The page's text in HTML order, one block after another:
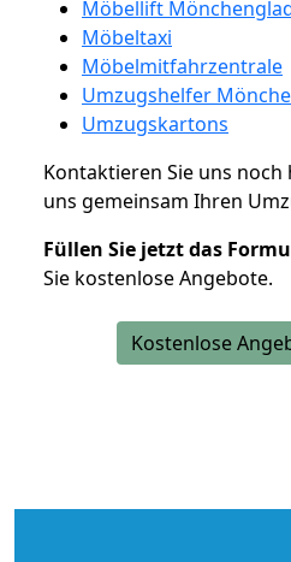
Möbellift
Möbeltaxi
Möbelmitfahrzentrale
Umzugshelfer
Umzugskartons
Kontaktieren Sie uns noch
uns gemeinsam Ihren
Füllen Sie jetzt das
Sie kostenlose Angebote.
Kostenlose